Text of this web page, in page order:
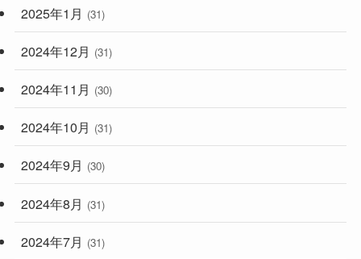
2025年1月 (31)
2024年12月 (31)
2024年11月 (30)
2024年10月 (31)
2024年9月 (30)
2024年8月 (31)
2024年7月 (31)